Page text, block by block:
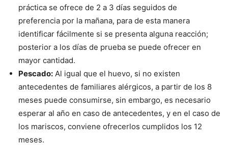
práctica se ofrece de 2 a 3 días seguidos de
preferencia por la mañana, para de esta manera
identificar fácilmente si se presenta alguna reacción;
posterior a los días de prueba se puede ofrecer en
mayor cantidad.
Pescado: Al igual que el huevo, si no existen
antecedentes de familiares alérgicos, a partir de los 8
meses puede consumirse, sin embargo, es necesario
esperar al año en caso de antecedentes, y en el caso de
los mariscos, conviene ofrecerlos cumplidos los 12
meses.